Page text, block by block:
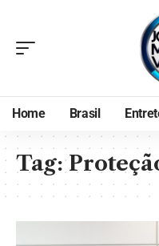
Home Brasil
Tag: